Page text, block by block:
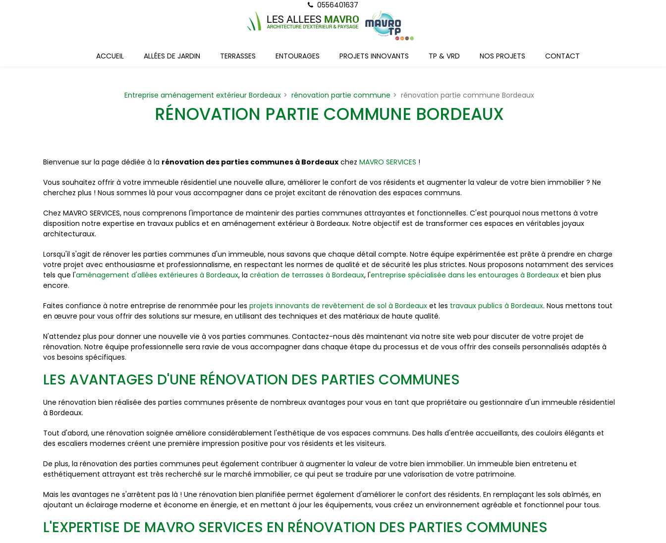
0556401637
ACCUEIL ALLÉES DE JARDIN TERRASSES ENTOURAGES PROJETS INNOVANTS TP & VRD NOS PROJETS CONTACT
Entreprise aménagement extérieur Bordeaux rénovation partie commune rénovation partie commune Bordeaux
RÉNOVATION PARTIE COMMUNE BORDEAUX
Bienvenue sur la page dédiée à la rénovation des parties communes à Bordeaux chez MAVRO SERVICES !
Vous souhaitez offrir à votre immeuble résidentiel une nouvelle allure, améliorer le confort de vos résidents et augmenter la valeur de votre bien immobilier ? Ne
cherchez plus ! Nous sommes là pour vous accompagner dans ce projet excitant de rénovation des espaces communs.
Chez MAVRO SERVICES, nous comprenons l'importance de maintenir des parties communes attrayantes et fonctionnelles. C'est pourquoi nous mettons à votre
disposition notre expertise en travaux publics et en aménagement extérieur à Bordeaux. Notre objectif est de transformer ces espaces en véritables joyaux
architecturaux.
Lorsqu'il s'agit de rénover les parties communes d'un immeuble, nous savons que chaque détail compte. Notre équipe expérimentée est prête à prendre en charge
votre projet avec enthousiasme et professionnalisme, en respectant les normes de qualité et de sécurité les plus strictes. Nous proposons notamment des services
tels que l'aménagement d'allées extérieures à Bordeaux, la création de terrasses à Bordeaux, l'entreprise spécialisée dans les entourages à Bordeaux et bien plus
encore.
Faites confiance à notre entreprise de renommée pour les projets innovants de revêtement de sol à Bordeaux et les travaux publics à Bordeaux. Nous mettons tout
en œuvre pour vous offrir des solutions sur mesure, en utilisant des techniques et des matériaux de haute qualité.
N'attendez plus pour donner une nouvelle vie à vos parties communes. Contactez-nous dès maintenant via notre site web pour discuter de votre projet de
rénovation. Notre équipe professionnelle sera ravie de vous accompagner dans chaque étape du processus et de vous offrir des conseils personnalisés adaptés à
vos besoins spécifiques.
LES AVANTAGES D'UNE RÉNOVATION DES PARTIES COMMUNES
Une rénovation bien réalisée des parties communes présente de nombreux avantages pour vous en tant que propriétaire ou gestionnaire d'un immeuble résidentiel
à Bordeaux.
Tout d'abord, une rénovation soignée améliore considérablement l'esthétique de vos espaces communs. Des halls d'entrée accueillants, des couloirs élégants et
des escaliers modernes créent une première impression positive pour vos résidents et les visiteurs.
De plus, la rénovation des parties communes peut également contribuer à augmenter la valeur de votre bien immobilier. Un immeuble bien entretenu et
esthétiquement attrayant est très recherché sur le marché immobilier, ce qui peut se traduire par une valorisation de votre patrimoine.
Mais les avantages ne s'arrêtent pas là ! Une rénovation bien planifiée permet également d'améliorer le confort des résidents. En remplaçant les sols abîmés, en
ajoutant un éclairage moderne et économe en énergie, et en mettant à jour les équipements, vous créez un environnement agréable et fonctionnel pour tous.
L'EXPERTISE DE MAVRO SERVICES EN RÉNOVATION DES PARTIES COMMUNES